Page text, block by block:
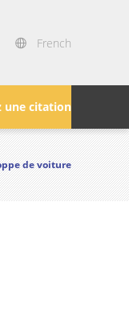
French
une citation
de voiture